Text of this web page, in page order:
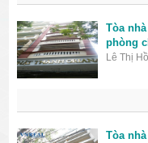
Tòa
phòng
Lê Thị
Tòa